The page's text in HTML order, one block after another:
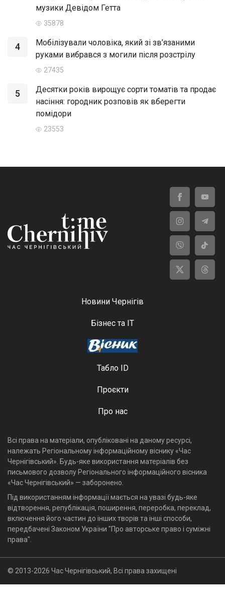
музики Девідом Гетта
35878
4
Мобілізували чоловіка, який зі зв’язаними
руками вибрався з могили після розстрілу
27435
5
Десятки років вирощує сорти томатів та продає
насіння: городник розповів як вберегти
помідори
23553
Новини Чернігів
Бізнес та ІТ
Табло ID
Проєкти
Про нас
Всі права на матеріали, опубліковані на даному ресурсі,
належать Регіональному інформаційному віснику «Час
Чернігівський». Будь-яке використання матеріалів без
письмового дозволу Регіонального інформаційного вісника
«Час Чернігівський» — заборонено.
Під використанням інформації мається на увазі будь-яке
відтворення, републікація, поширення, переробка, переклад,
включення його частин до інших творів та інші способи,
передбачені Законом України "Про авторське право і суміжні
права".
© 2013-2026 Час Чернігівський, Всі права захищені